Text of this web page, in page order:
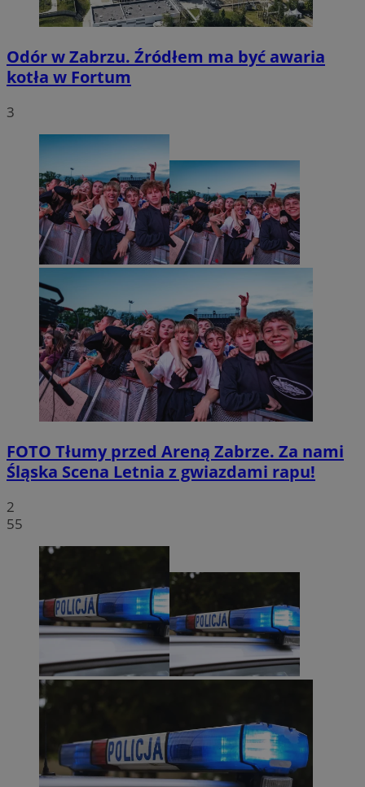
Odór w Zabrzu. Źródłem ma być awaria
kotła w Fortum
3
FOTO Tłumy przed Areną Zabrze. Za nami
Śląska Scena Letnia z gwiazdami rapu!
2
55